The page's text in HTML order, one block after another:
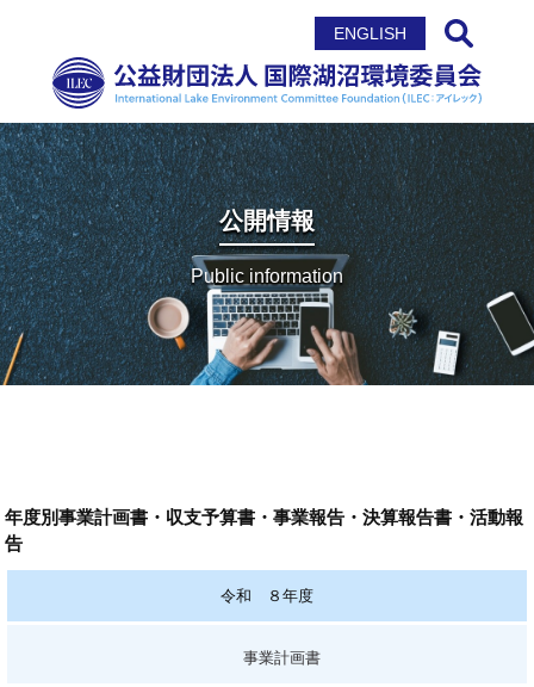
ENGLISH
サイト内検索
公開情報
Public information
年度別事業計画書・収支予算書・事業報告・決算報告書・活動報
告
令和 ８年度
事業計画書